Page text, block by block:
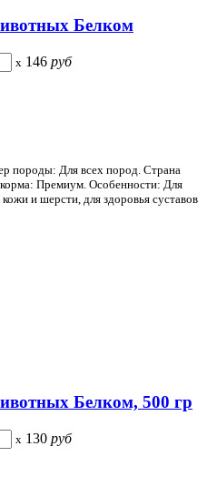
Белком
x 146 руб
породы: Для всех пород. Страна
Премиум. Особенности: Для
и шерсти, для здоровья суставов
Белком, 500 гр
x 130 руб